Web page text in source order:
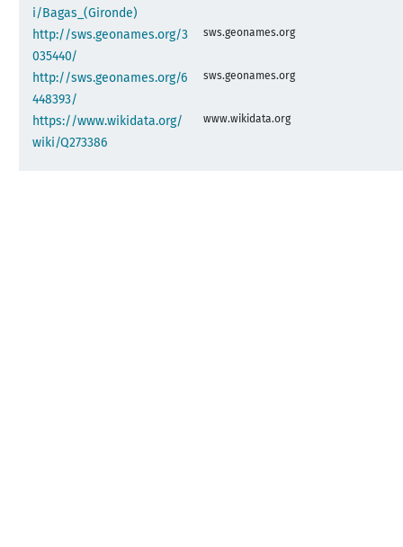
i/Bagas_(Gironde)
http://sws.geonames.org/3
035440/
sws.geonames.org
http://sws.geonames.org/6
448393/
sws.geonames.org
https://www.wikidata.org/
wiki/Q273386
www.wikidata.org